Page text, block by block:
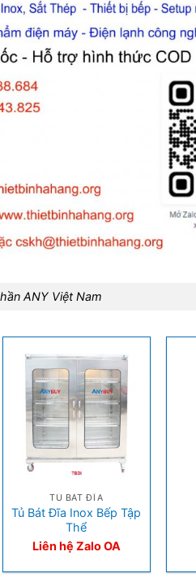
ANY Việt Nam
+
TỦ BÁT ĐĨA
Tủ Bát Đĩa Inox Bếp Tập
Thể
Liên hệ Zalo OA